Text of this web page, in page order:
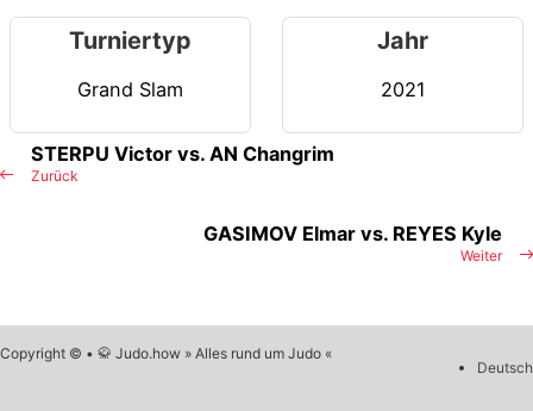
Turniertyp
Grand Slam
Jahr
2021
Zurück
STERPU Victor vs. AN Changrim
Weiter
GASIMOV Elmar vs. REYES Kyle
Copyright © • 🥋 Judo.how » Alles rund um Judo «
Deutsch